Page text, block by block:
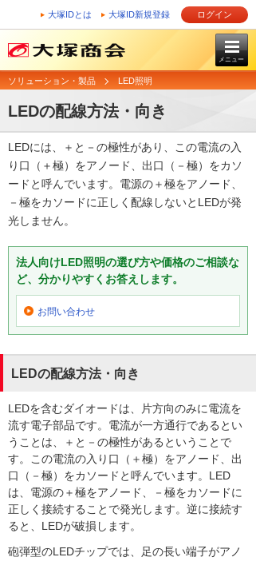
大塚IDとは 大塚ID新規登録 ログイン
メニュー
ソリューション・製品 LED照明
LEDの配線方法・向き
LEDには、＋と－の極性があり、この電流の入
り口（＋極）をアノード、出口（－極）をカソ
ードと呼んでいます。電源の＋極をアノード、
－極をカソードに正しく配線しないとLEDが発
光しません。
法人向けLED照明の選び方や価格のご相談な
ど、分かりやすくお答えします。
お問い合わせ
LEDの配線方法・向き
LEDを含むダイオードは、片方向のみに電流を
流す電子部品です。電流が一方通行であるとい
うことは、＋と－の極性があるということで
す。この電流の入り口（＋極）をアノード、出
口（－極）をカソードと呼んでいます。LED
は、電源の＋極をアノード、－極をカソードに
正しく接続することで発光します。逆に接続す
ると、LEDが破損します。
砲弾型のLEDチップでは、足の長い端子がアノ